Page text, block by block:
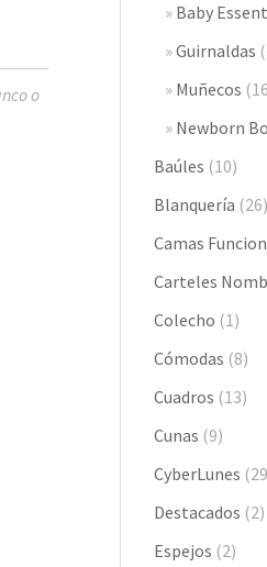
o
Baby
Guirnaldas
Muñecos
Newborn
Baúles (10)
Blanquería (26)
Camas
Carteles
Colecho (1)
Cómodas (8)
Cuadros (13)
Cunas (9)
CyberLunes
Destacados (2)
Espejos (2)